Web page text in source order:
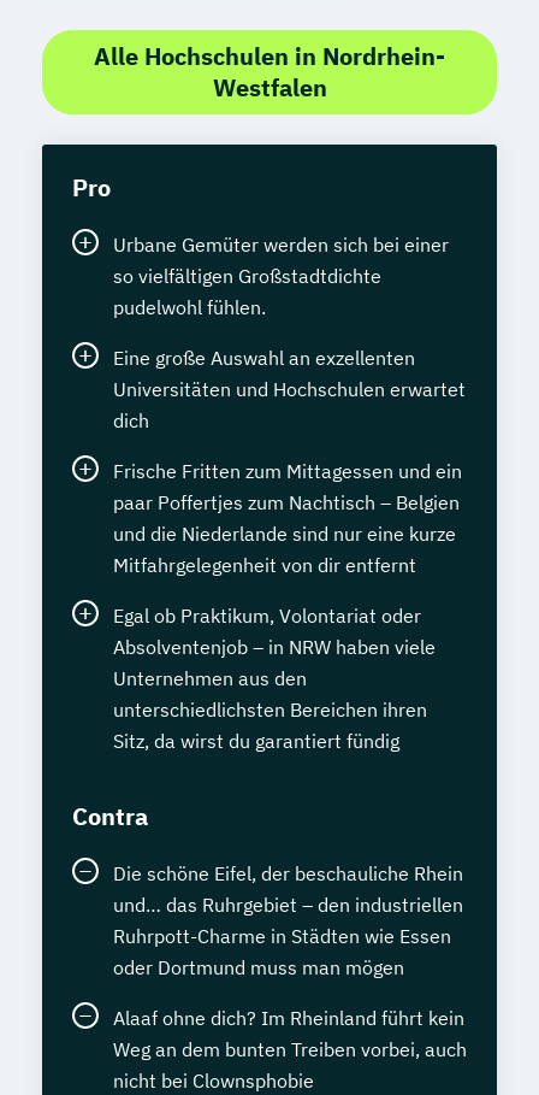
Alle Hochschulen in Nordrhein-
Westfalen
Pro
Urbane Gemüter werden sich bei einer
so vielfältigen Großstadtdichte
pudelwohl fühlen.
Eine große Auswahl an exzellenten
Universitäten und Hochschulen erwartet
dich
Frische Fritten zum Mittagessen und ein
paar Poffertjes zum Nachtisch – Belgien
und die Niederlande sind nur eine kurze
Mitfahrgelegenheit von dir entfernt
Egal ob Praktikum, Volontariat oder
Absolventenjob – in NRW haben viele
Unternehmen aus den
unterschiedlichsten Bereichen ihren
Sitz, da wirst du garantiert fündig
Contra
Die schöne Eifel, der beschauliche Rhein
und… das Ruhrgebiet – den industriellen
Ruhrpott-Charme in Städten wie Essen
oder Dortmund muss man mögen
Alaaf ohne dich? Im Rheinland führt kein
Weg an dem bunten Treiben vorbei, auch
nicht bei Clownsphobie